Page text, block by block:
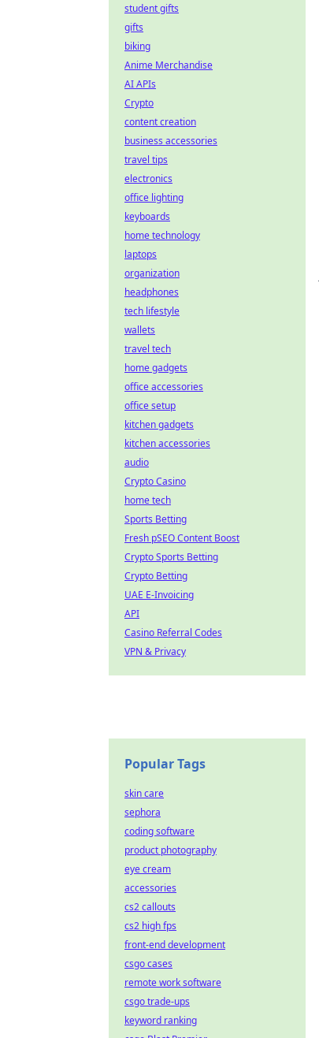
student gifts
gifts
biking
Anime Merchandise
AI APIs
Crypto
content creation
business accessories
travel tips
electronics
office lighting
keyboards
home technology
laptops
organization
headphones
tech lifestyle
wallets
travel tech
home gadgets
office accessories
office setup
kitchen gadgets
kitchen accessories
audio
Crypto Casino
home tech
Sports Betting
Fresh pSEO Content Boost
Crypto Sports Betting
Crypto Betting
UAE E-Invoicing
API
Casino Referral Codes
VPN & Privacy
Popular Tags
skin care
sephora
coding software
product photography
eye cream
accessories
cs2 callouts
cs2 high fps
front-end development
csgo cases
remote work software
csgo trade-ups
keyword ranking